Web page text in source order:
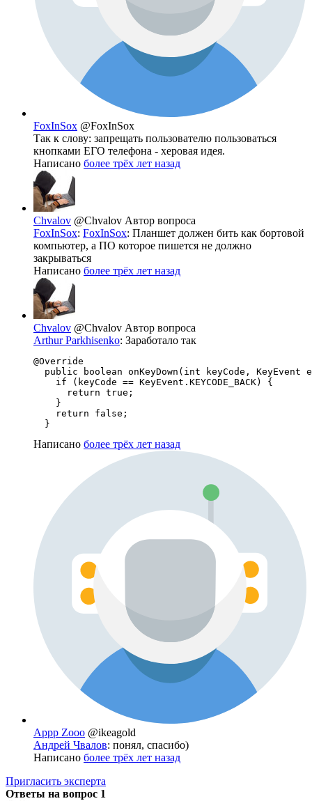
FoxInSox @FoxInSox
Так к слову: запрещать пользователю пользоваться
кнопками ЕГО телефона - херовая идея.
Написано более трёх лет назад
Chvalov @Chvalov Автор вопроса
FoxInSox: FoxInSox: Планшет должен бить как бортовой
компьютер, а ПО которое пишется не должно
закрываться
Написано более трёх лет назад
Chvalov @Chvalov Автор вопроса
Arthur Parkhisenko: Заработало так
@Override
public boolean onKeyDown(int keyCode, KeyEvent
    if (keyCode == KeyEvent.KEYCODE_BACK) {
      return true;
    }
    return false;
  }
Написано более трёх лет назад
Appp Zooo @ikeagold
Андрей Чвалов: понял, спасибо)
Написано более трёх лет назад
Пригласить эксперта
Ответы на вопрос 1